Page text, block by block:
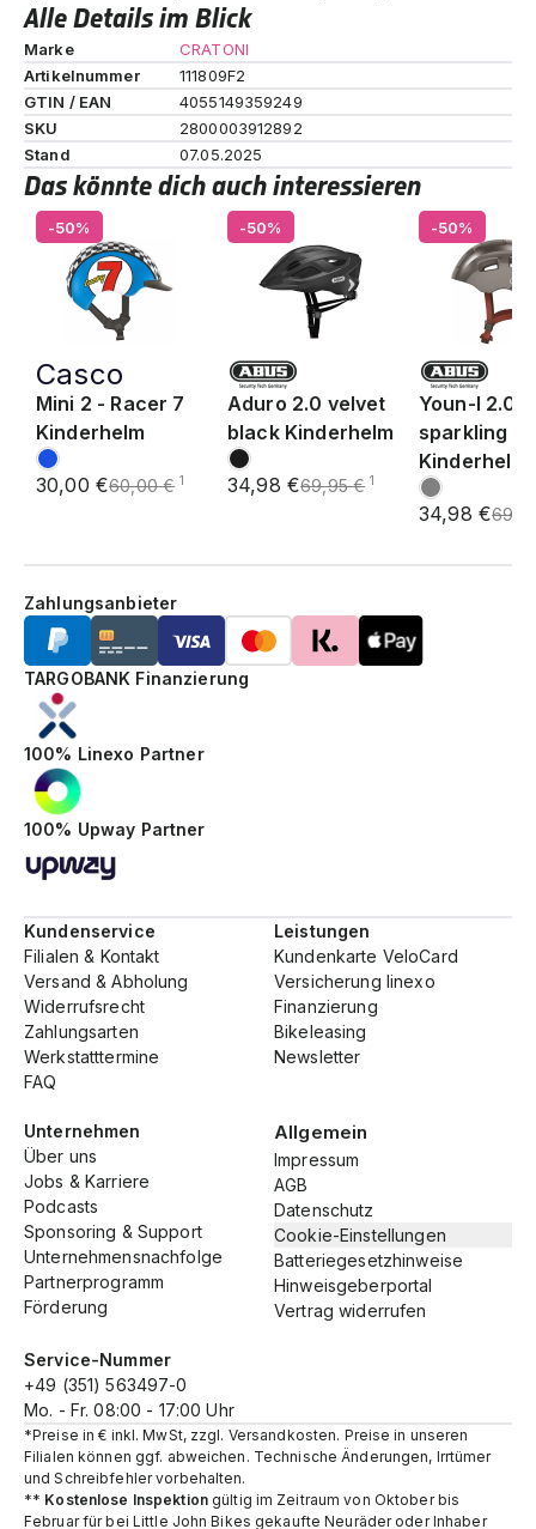
Alle Details im Blick
Marke
CRATONI
Artikelnummer
111809F2
GTIN / EAN
4055149359249
SKU
2800003912892
Stand
07.05.2025
Das könnte dich auch interessieren
-50%
Casco
Mini 2 - Racer 7
Kinderhelm
30,00 €60,00 € 1
-50%
Aduro 2.0 velvet
black Kinderhelm
34,98 €69,95 € 1
-50%
Youn-I 2.0
sparkling
Kinderhelm
34,98 €
100% Upway Partner
100% Linexo Partner
TARGOBANK Finanzierung
Zahlungsanbieter
Service-Nummer
+49 (351) 563497-0
Mo. - Fr. 08:00 - 17:00 Uhr
Kundenservice
Filialen & Kontakt
Versand & Abholung
Widerrufsrecht
Zahlungsarten
Werkstatttermine
FAQ
Leistungen
Kundenkarte VeloCard
Versicherung linexo
Finanzierung
Bikeleasing
Newsletter
Unternehmen
Über uns
Jobs & Karriere
Podcasts
Sponsoring & Support
Unternehmensnachfolge
Partnerprogramm
Förderung
Allgemein
Impressum
AGB
Datenschutz
Cookie-Einstellungen
Batteriegesetzhinweise
Hinweisgeberportal
Vertrag widerrufen
*Preise in € inkl. MwSt, zzgl. Versandkosten. Preise in unseren
Filialen können ggf. abweichen. Technische Änderungen, Irrtümer
und Schreibfehler vorbehalten.
** Kostenlose Inspektiongültig im Zeitraum von Oktober bis
Februar für bei Little John Bikes gekaufte Neuräder oder Inhaber